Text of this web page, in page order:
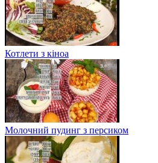
Котлети з кіноа
Молочний пудинг з персиком